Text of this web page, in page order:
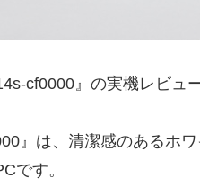
cf0000』の実機レビュ
』は、清潔感のあるホ
です。